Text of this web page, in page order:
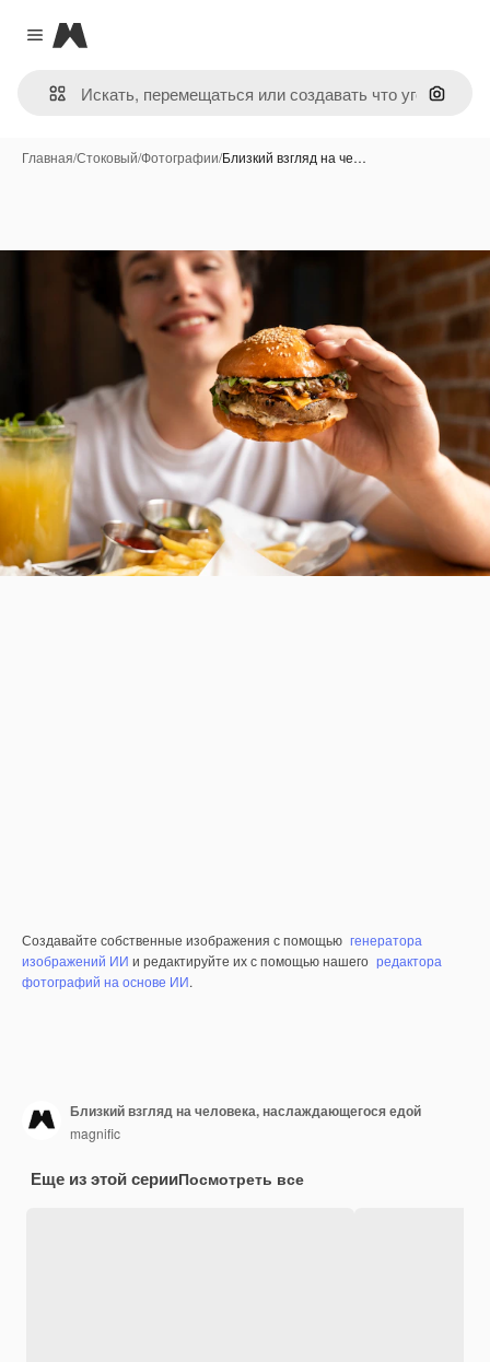
Close menu
Magnific
Поиск
Главная/Стоковый/Фотографии/Близкий взгляд на че…
Создавайте собственные изображения с помощью генератора
изображений ИИ и редактируйте их с помощью нашего редактора
фотографий на основе ИИ.
Близкий взгляд на человека, наслаждающегося едой
magnific
Еще из этой серииПосмотреть все